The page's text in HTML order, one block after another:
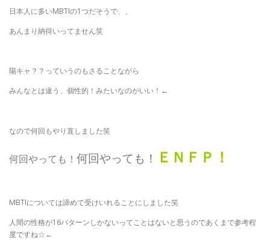
日本人に多いMBTIの1つだそうで、、
あんまり納得いってません笑
陽キャ？？っていうのもさることながら
みんなとは違う、個性的！みたいなのがいい！←
なので何回もやり直しました笑
何回やっても！ 何回やっても！ ＥＮＦＰ！
MBTIについては諦めて受けいれることにしました笑
人間の性格が16パターンしかないってことはないと思うのであくまで参考程
度ですね☆←